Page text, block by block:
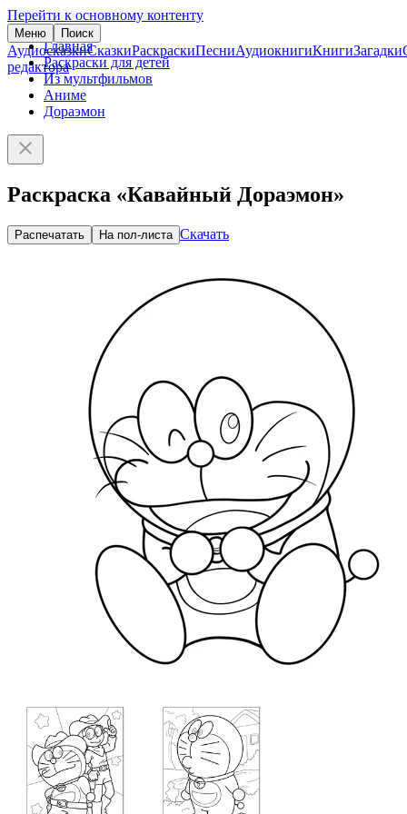
Перейти к основному контенту
Меню Поиск
АудиосказкиСказкиРаскраскиПесниАудиокнигиКнигиЗагадки
редактора
Главная
Раскраски для детей
Из мультфильмов
Аниме
Дораэмон
Раскраска «Кавайный Дораэмон»
Распечатать На пол-листа Скачать